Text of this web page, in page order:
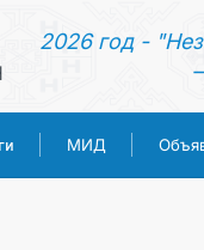
2026 год -
МИД